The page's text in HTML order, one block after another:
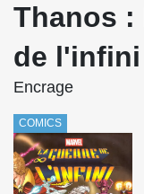
Thanos :
de l'infini
Encrage
COMICS